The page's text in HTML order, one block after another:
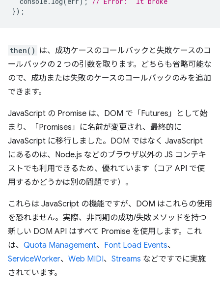
});
then() は、成功ケースのコールバックと失敗ケースのコ
ールバックの 2 つの引数を取ります。どちらも省略可能な
ので、成功または失敗のケースのコールバックのみを追加
できます。
JavaScript の Promise は、DOM で「Futures」として始
まり、「Promises」に名前が変更され、最終的に
JavaScript に移行しました。DOM ではなく JavaScript
にあるのは、Node.js などのブラウザ以外の JS コンテキ
ストでも利用できるため、優れています（コア API で使
用するかどうかは別の問題です）。
これらは JavaScript の機能ですが、DOM はこれらの使用
を恐れません。実際、非同期の成功/失敗メソッドを持つ
新しい DOM API はすべて Promise を使用します。これ
は、 Quota Management、 Font Load Events、
ServiceWorker、 Web MIDI、 Streams などですでに実施
されています。